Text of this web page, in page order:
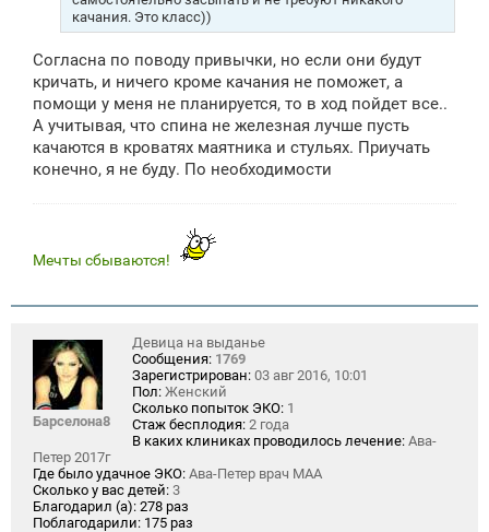
качания. Это класс))
Согласна по поводу привычки, но если они будут
кричать, и ничего кроме качания не поможет, а
помощи у меня не планируется, то в ход пойдет все..
А учитывая, что спина не железная лучше пусть
качаются в кроватях маятника и стульях. Приучать
конечно, я не буду. По необходимости
Мечты сбываются!
Барселона8
Девица на выданье
Сообщения: 1769
Зарегистрирован: 03 авг 2016, 10:01
Пол: Женский
Сколько попыток ЭКО: 1
Стаж бесплодия: 2 года
В каких клиниках проводилось лечение: Ава-
Петер 2017г
Где было удачное ЭКО: Ава-Петер врач МАА
Сколько у вас детей: 3
Благодарил (а): 278 раз
Поблагодарили: 175 раз